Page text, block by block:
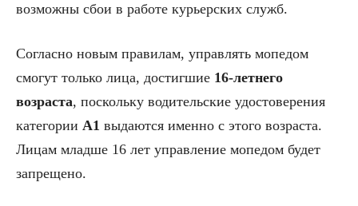
возможны сбои в работе курьерских служб.
Согласно новым правилам, управлять мопедом
смогут только лица, достигшие 16-летнего
возраста, поскольку водительские удостоверения
категории A1 выдаются именно с этого возраста.
Лицам младше 16 лет управление мопедом будет
запрещено.